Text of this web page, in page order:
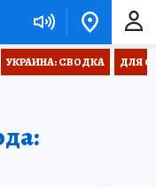
УКРАИНА: СВОДКА ДЛЯ